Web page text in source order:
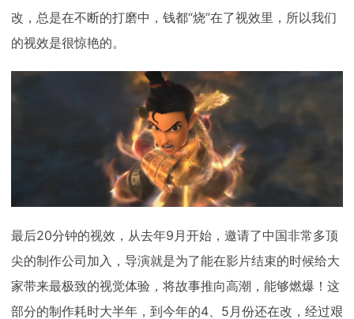
改，总是在不断的打磨中，钱都“烧”在了视效里，所以我们
的视效是很惊艳的。
最后20分钟的视效，从去年9月开始，邀请了中国非常多顶
尖的制作公司加入，导演就是为了能在影片结束的时候给大
家带来最极致的视觉体验，将故事推向高潮，能够燃爆！这
部分的制作耗时大半年，到今年的4、5月份还在改，经过艰